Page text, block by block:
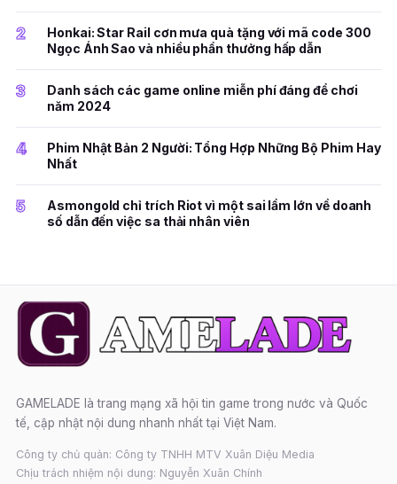
2
Honkai: Star Rail cơn mưa quà tặng với mã code 300
Ngọc Ánh Sao và nhiều phần thưởng hấp dẫn
3
Danh sách các game online miễn phí đáng để chơi
năm 2024
4
Phim Nhật Bản 2 Người: Tổng Hợp Những Bộ Phim Hay
Nhất
5
Asmongold chỉ trích Riot vì một sai lầm lớn về doanh
số dẫn đến việc sa thải nhân viên
GAMELADE là trang mạng xã hội tin game trong nước và Quốc
tế, cập nhật nội dung nhanh nhất tại Việt Nam.
Công ty chủ quản: Công ty TNHH MTV Xuân Diệu Media
Chịu trách nhiệm nội dung: Nguyễn Xuân Chính